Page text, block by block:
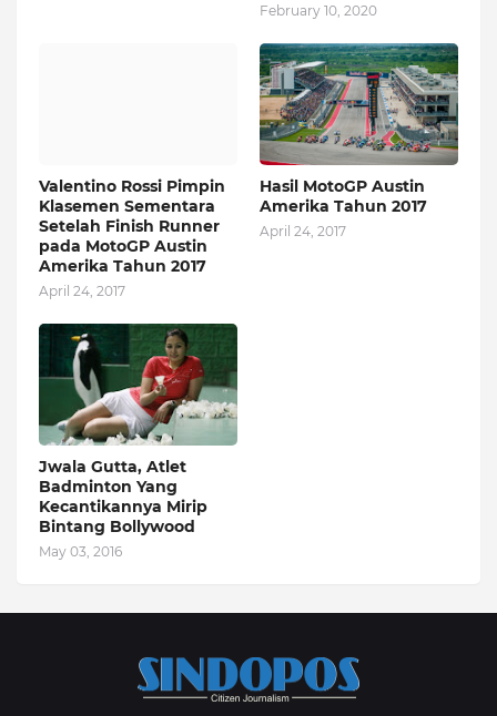
February 10, 2020
Valentino Rossi Pimpin
Klasemen Sementara
Setelah Finish Runner
pada MotoGP Austin
Amerika Tahun 2017
April 24, 2017
Hasil MotoGP Austin
Amerika Tahun 2017
April 24, 2017
Jwala Gutta, Atlet
Badminton Yang
Kecantikannya Mirip
Bintang Bollywood
May 03, 2016